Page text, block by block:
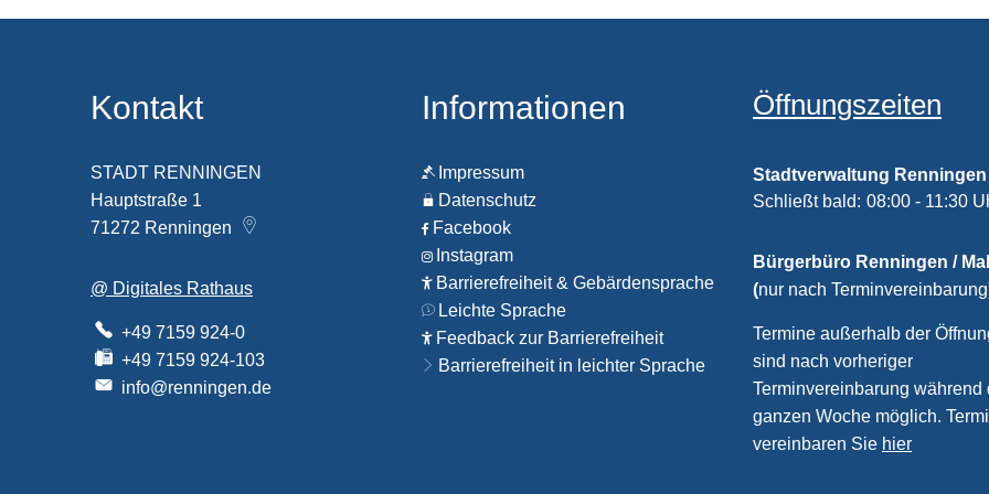
Kontakt
STADT RENNINGEN
Hauptstraße 1
71272 Renningen
@ Digitales Rathaus
+49 7159 924-0
+49 7159 924-103
info@renningen.de
Informationen
Impressum
Datenschutz
Facebook
Instagram
Barrierefreiheit & Gebärdensprache
Leichte Sprache
Feedback zur Barrierefreiheit
Barrierefreiheit in leichter Sprache
Öffnungszeiten
Stadtverwaltung Renningen
Klicken, um weitere
Schließt bald: 08:00 - 11:30
Bürgerbüro Renningen /
(nur nach
Termine außerhalb der
sind nach vorheriger
Terminvereinbarung während
ganzen Woche möglich.
vereinbaren Sie hier